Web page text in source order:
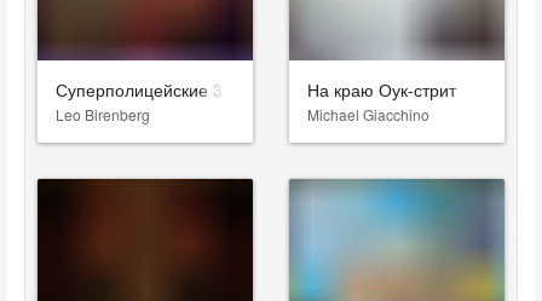
Суперполицейские 3
Leo Birenberg
На краю Оук-стрит
Michael Giacchino